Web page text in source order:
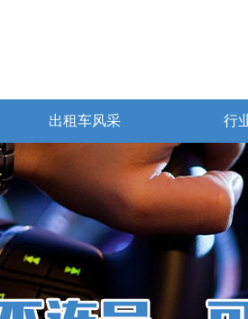
出租车风采 行